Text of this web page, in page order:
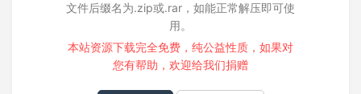
文件后缀名为.zip或.rar，如能正常解压即可使
用。
本站资源下载完全免费，纯公益性质，如果对
您有帮助，欢迎给我们捐赠